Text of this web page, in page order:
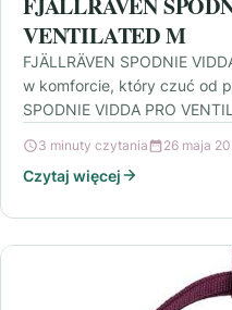
VENTILATED M
FJÄLLRÄVEN SPODNIE
w komforcie, który czuć od
SPODNIE VIDDA PRO
3 minuty czytania 26 maja
Czytaj więcej